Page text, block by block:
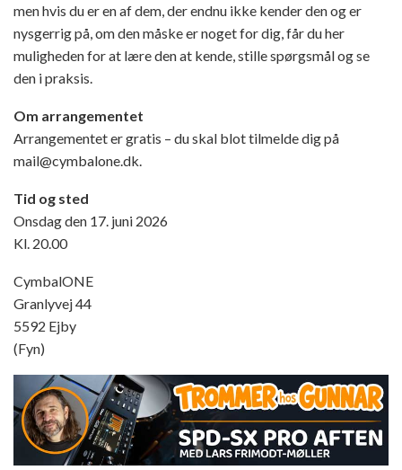
men hvis du er en af dem, der endnu ikke kender den og er
nysgerrig på, om den måske er noget for dig, får du her
muligheden for at lære den at kende, stille spørgsmål og se
den i praksis.
Om arrangementet
Arrangementet er gratis – du skal blot tilmelde dig på
mail@cymbalone.dk.
Tid og sted
Onsdag den 17. juni 2026
Kl. 20.00
CymbalONE
Granlyvej 44
5592 Ejby
(Fyn)